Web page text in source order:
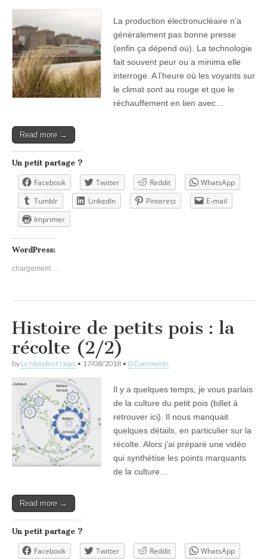
qu’une
centrale
nucléaire
française
?
de
Gravelines
La production électronucléaire n’a
généralement pas bonne presse
(enfin ça dépend où). La technologie
fait souvent peur ou a minima elle
interroge. A l’heure où les voyants sur
le climat sont au rouge et que le
réchauffement en lien avec…
Read more →
Un petit partage ?
Facebook Twitter Reddit
WhatsApp
Tumblr
LinkedIn Pinterest
E-mail
Imprimer
WordPress:
chargement…
Histoire de petits pois : la
récolte (2/2)
by Le Monde et Nous • 17/08/2018 • 0 Comments
Il y a quelques temps, je vous parlais
de la culture du petit pois (billet à
retrouver ici). Il nous manquait
quelques détails, en particulier sur la
récolte. Alors j’ai préparé une vidéo
qui synthétise les points marquants
de la culture…
Read more →
Un petit partage ?
Facebook Twitter Reddit
WhatsApp